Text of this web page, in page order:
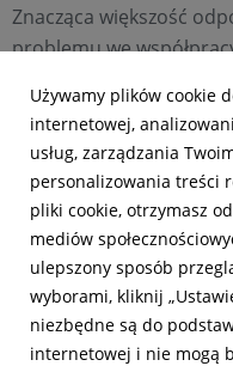
Znacząca większość
problemu we
poglądach
działania po stronie
połowa badanych
dbała o to, by
swoim miejscu pracy
Z drugiej strony Polacy
pracę poza granicami
jest znajomość języków
Używamy plików cookie
internetowej,
usług, zarządzania
personalizowania treści
pliki cookie, otrzymasz
mediów
ulepszony sposób
wyborami, kliknij
niezbędne są do
internetowej i nie mogą